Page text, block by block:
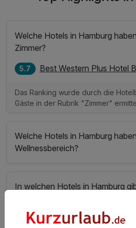
Welche Hotels in Hamburg
Zimmer?
5.7 Best Western Plus Hotel
Das Ranking wurde durch die
Gäste in der Rubrik "Zimmer"
Welche Hotels in Hamburg
Wellnessbereich?
In welchen Hotels in Hamburg